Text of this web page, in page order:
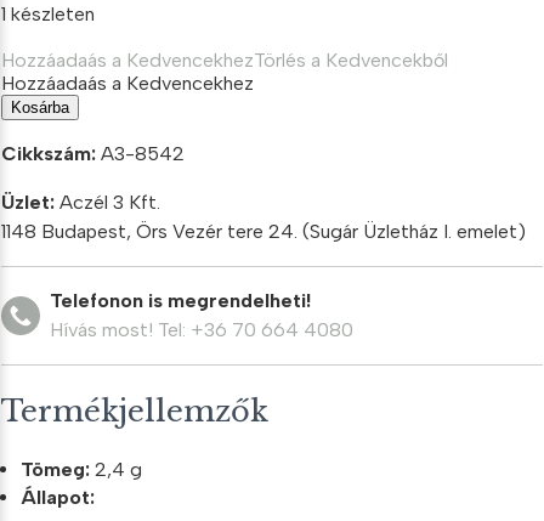
was:
14
200 Ft.
780 Ft.
1 készleten
Hozzáadaás a KedvencekhezTörlés a Kedvencekből
Hozzáadaás a Kedvencekhez
Új
ezüst
Barbara
lánc
mennyiség
Kosárba
Cikkszám: A3-8542
Üzlet: Aczél 3 Kft.
1148 Budapest, Örs Vezér tere 24. (Sugár Üzletház I. emelet)
Telefonon is megrendelheti!
Hívás most! Tel: +36 70 664 4080
Termékjellemzők
Tömeg: 2,4 g
Állapot: